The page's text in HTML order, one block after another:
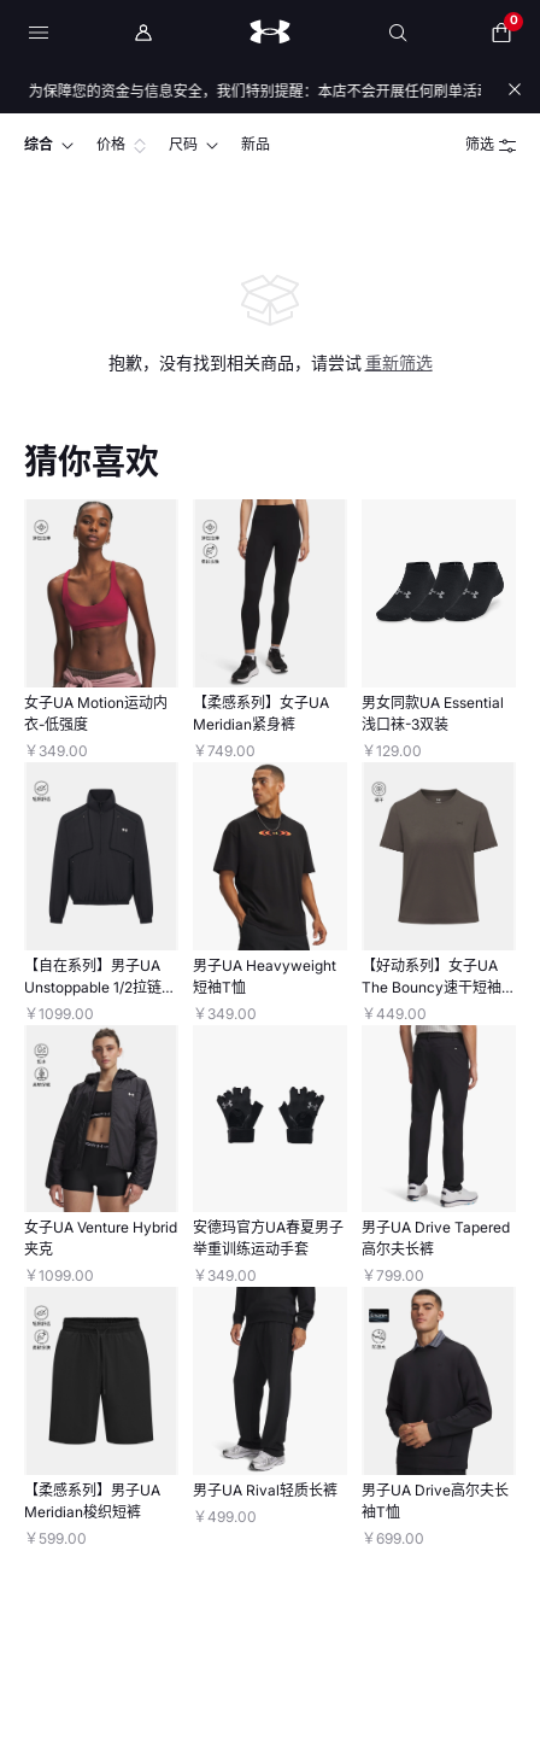
0
，为保障您的资金与信息安全，我们特别提醒：本店不会开展任何刷单活动，本
综合 价格 尺码 新品 筛选
抱歉，没有找到相关商品，请尝试 重新筛选
猜你喜欢
女子UA Motion运动内
衣-低强度
￥349.00
【柔感系列】女子UA
Meridian紧身裤
￥749.00
男女同款UA Essential
浅口袜-3双装
￥129.00
【自在系列】男子UA
Unstoppable 1/2拉链梭
织长袖上衣
￥1099.00
男子UA Heavyweight
短袖T恤
￥349.00
【好动系列】女子UA
The Bouncy速干短袖T
恤
￥449.00
女子UA Venture Hybrid
夹克
￥1099.00
安德玛官方UA春夏男子
举重训练运动手套
￥349.00
男子UA Drive Tapered
高尔夫长裤
￥799.00
【柔感系列】男子UA
Meridian梭织短裤
￥599.00
男子UA Rival轻质长裤
￥499.00
男子UA Drive高尔夫长
袖T恤
￥699.00